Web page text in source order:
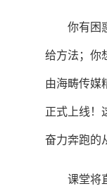
你有困
给方法；你
由海畴传媒
正式上线！
奋力奔跑的
课堂将